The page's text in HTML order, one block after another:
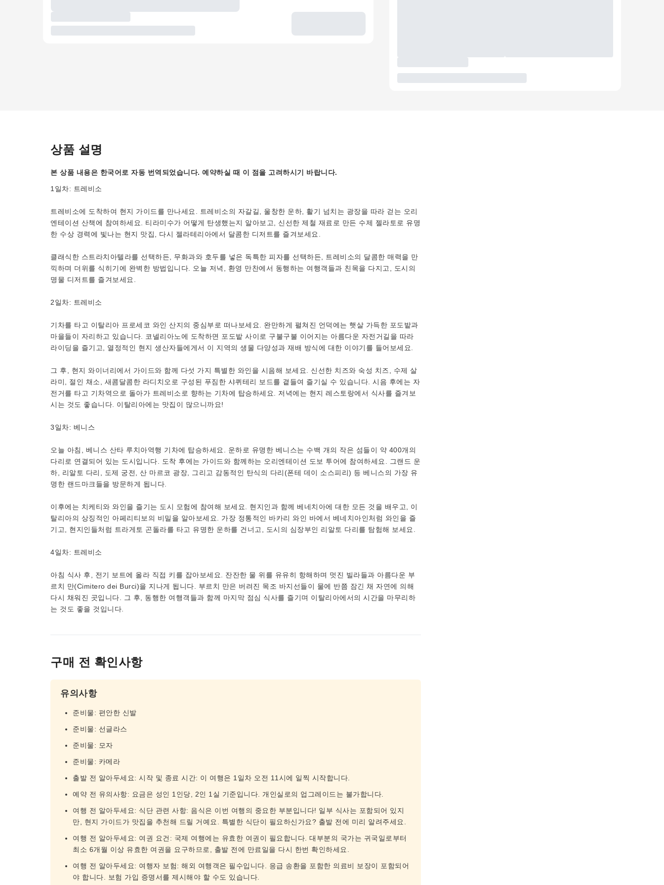
상품 설명
본 상품 내용은 한국어로 자동 번역되었습니다. 예약하실 때 이 점을 고려하시기 바랍니다.
1일차: 트레비소
트레비소에 도착하여 현지 가이드를 만나세요. 트레비소의 자갈길, 울창한 운하, 활기 넘치는 광장을 따라 걷는 오리
엔테이션 산책에 참여하세요. 티라미수가 어떻게 탄생했는지 알아보고, 신선한 제철 재료로 만든 수제 젤라토로 유명
한 수상 경력에 빛나는 현지 맛집, 다시 젤라테리아에서 달콤한 디저트를 즐겨보세요.
클래식한 스트라치아텔라를 선택하든, 무화과와 호두를 넣은 독특한 피자를 선택하든, 트레비소의 달콤한 매력을 만
끽하며 더위를 식히기에 완벽한 방법입니다. 오늘 저녁, 환영 만찬에서 동행하는 여행객들과 친목을 다지고, 도시의
명물 디저트를 즐겨보세요.
2일차: 트레비소
기차를 타고 이탈리아 프로세코 와인 산지의 중심부로 떠나보세요. 완만하게 펼쳐진 언덕에는 햇살 가득한 포도밭과
마을들이 자리하고 있습니다. 코넬리아노에 도착하면 포도밭 사이로 구불구불 이어지는 아름다운 자전거길을 따라
라이딩을 즐기고, 열정적인 현지 생산자들에게서 이 지역의 생물 다양성과 재배 방식에 대한 이야기를 들어보세요.
그 후, 현지 와이너리에서 가이드와 함께 다섯 가지 특별한 와인을 시음해 보세요. 신선한 치즈와 숙성 치즈, 수제 살
라미, 절인 채소, 새콤달콤한 라디치오로 구성된 푸짐한 샤퀴테리 보드를 곁들여 즐기실 수 있습니다. 시음 후에는 자
전거를 타고 기차역으로 돌아가 트레비소로 향하는 기차에 탑승하세요. 저녁에는 현지 레스토랑에서 식사를 즐겨보
시는 것도 좋습니다. 이탈리아에는 맛집이 많으니까요!
3일차: 베니스
오늘 아침, 베니스 산타 루치아역행 기차에 탑승하세요. 운하로 유명한 베니스는 수백 개의 작은 섬들이 약 400개의
다리로 연결되어 있는 도시입니다. 도착 후에는 가이드와 함께하는 오리엔테이션 도보 투어에 참여하세요. 그랜드 운
하, 리알토 다리, 도제 궁전, 산 마르코 광장, 그리고 감동적인 탄식의 다리(폰테 데이 소스피리) 등 베니스의 가장 유
명한 랜드마크들을 방문하게 됩니다.
이후에는 치케티와 와인을 즐기는 도시 모험에 참여해 보세요. 현지인과 함께 베네치아에 대한 모든 것을 배우고, 이
탈리아의 상징적인 아페리티보의 비밀을 알아보세요. 가장 정통적인 바카리 와인 바에서 베네치아인처럼 와인을 즐
기고, 현지인들처럼 트라게토 곤돌라를 타고 유명한 운하를 건너고, 도시의 심장부인 리알토 다리를 탐험해 보세요.
4일차: 트레비소
아침 식사 후, 전기 보트에 올라 직접 키를 잡아보세요. 잔잔한 물 위를 유유히 항해하며 멋진 빌라들과 아름다운 부
르치 만(Cimitero dei Burci)을 지나게 됩니다. 부르치 만은 버려진 목조 바지선들이 물에 반쯤 잠긴 채 자연에 의해
다시 채워진 곳입니다. 그 후, 동행한 여행객들과 함께 마지막 점심 식사를 즐기며 이탈리아에서의 시간을 마무리하
는 것도 좋을 것입니다.
구매 전 확인사항
유의사항
준비물: 편안한 신발
준비물: 선글라스
준비물: 모자
준비물: 카메라
출발 전 알아두세요: 시작 및 종료 시간: 이 여행은 1일차 오전 11시에 일찍 시작합니다.
예약 전 유의사항: 요금은 성인 1인당, 2인 1실 기준입니다. 개인실로의 업그레이드는 불가합니다.
여행 전 알아두세요: 식단 관련 사항: 음식은 이번 여행의 중요한 부분입니다! 일부 식사는 포함되어 있지
만, 현지 가이드가 맛집을 추천해 드릴 거예요. 특별한 식단이 필요하신가요? 출발 전에 미리 알려주세요.
여행 전 알아두세요: 여권 요건: 국제 여행에는 유효한 여권이 필요합니다. 대부분의 국가는 귀국일로부터
최소 6개월 이상 유효한 여권을 요구하므로, 출발 전에 만료일을 다시 한번 확인하세요.
여행 전 알아두세요: 여행자 보험: 해외 여행객은 필수입니다. 응급 송환을 포함한 의료비 보장이 포함되어
야 합니다. 보험 가입 증명서를 제시해야 할 수도 있습니다.